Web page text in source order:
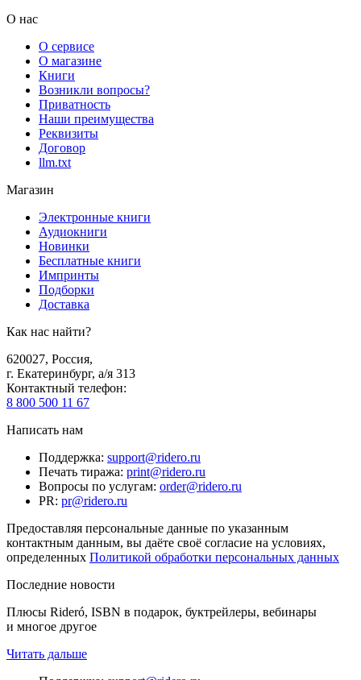
О нас
О сервисе
О магазине
Книги
Возникли вопросы?
Приватность
Наши преимущества
Реквизиты
Договор
llm.txt
Магазин
Электронные книги
Аудиокниги
Новинки
Бесплатные книги
Импринты
Подборки
Доставка
Как нас найти?
620027, Россия,
г. Екатеринбург, а/я 313
Контактный телефон:
8 800 500 11 67
Написать нам
Поддержка: support@ridero.ru
Печать тиража: print@ridero.ru
Вопросы по услугам: order@ridero.ru
PR: pr@ridero.ru
Предоставляя персональные данные по указанным
контактным данным, вы даёте своё согласие на условиях,
определенных Политикой обработки персональных данных
Последние новости
Плюсы Rideró, ISBN в подарок, буктрейлеры, вебинары
и многое другое
Читать дальше